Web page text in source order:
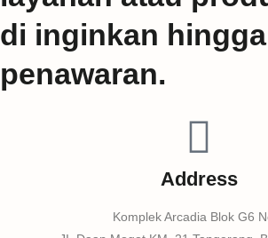
di inginkan
penawaran.
Address
Komplek Arcadia Blok G6